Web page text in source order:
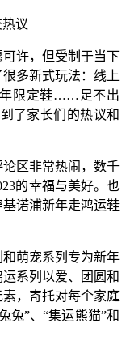
议
许，但受制于当下
多新式玩法：线上
年限定鞋……足不出
了家长们的热议和
区非常热闹，数千
的幸福与美好。也
诺浦新年走鸿运鞋
萌宠系列专为新年
系列以爱、团圆和
，寄托对每个家庭
兔”、“集运熊猫”和